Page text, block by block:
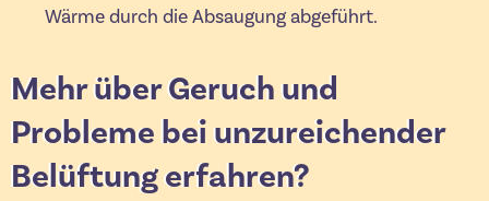
Wärme durch die Absaugung abgeführt.
Mehr über Geruch und
Probleme bei unzureichender
Belüftung erfahren?